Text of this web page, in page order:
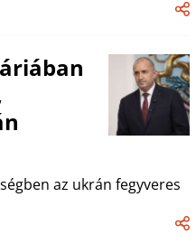
az ukrán fegyveres